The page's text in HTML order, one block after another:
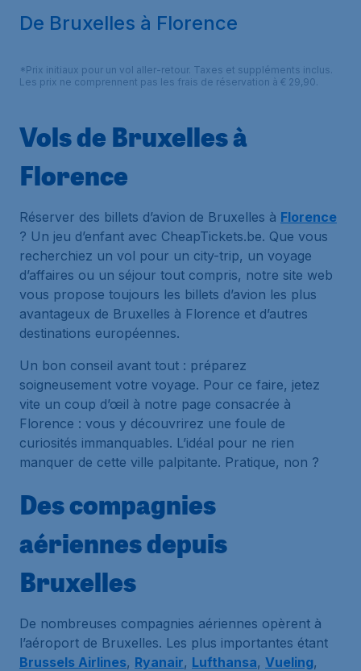
De Bruxelles à Florence
*Prix initiaux pour un vol aller-retour. Taxes et suppléments inclus.
Les prix ne comprennent pas les frais de réservation à € 29,90.
Vols de Bruxelles à
Florence
Réserver des billets d’avion de Bruxelles à Florence
? Un jeu d’enfant avec CheapTickets.be. Que vous
recherchiez un vol pour un city-trip, un voyage
d’affaires ou un séjour tout compris, notre site web
vous propose toujours les billets d’avion les plus
avantageux de Bruxelles à Florence et d’autres
destinations européennes.
Un bon conseil avant tout : préparez
soigneusement votre voyage. Pour ce faire, jetez
vite un coup d’œil à notre page consacrée à
Florence : vous y découvrirez une foule de
curiosités immanquables. L’idéal pour ne rien
manquer de cette ville palpitante. Pratique, non ?
Des compagnies
aériennes depuis
Bruxelles
De nombreuses compagnies aériennes opèrent à
l’aéroport de Bruxelles. Les plus importantes étant
Brussels Airlines, Ryanair, Lufthansa, Vueling,